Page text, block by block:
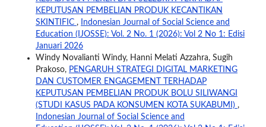
KEPUTUSAN PEMBELIAN PRODUK KECANTIKAN
SKINTIFIC ,
Indonesian Journal of Social Science and
Education (IJOSSE): Vol. 2 No. 1 (2026): Vol 2 No 1: Edisi
Januari 2026
Windy Novalianti Windy, Hanni Melati Azzahra, Sugih
Prakoso, PENGARUH STRATEGI DIGITAL MARKETING
DAN CUSTOMER ENGAGEMENT TERHADAP
KEPUTUSAN PEMBELIAN PRODUK BOLU SILIWANGI
(STUDI KASUS PADA KONSUMEN KOTA SUKABUMI) ,
Indonesian Journal of Social Science and